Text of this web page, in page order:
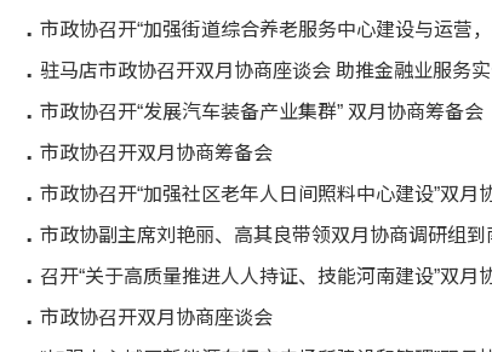
市政协召开“加强街道综合养老服务中心建设与运营
驻马店市政协召开双月协商座谈会 助推金融业服务
市政协召开“发展汽车装备产业集群” 双月协商筹备会
市政协召开双月协商筹备会
市政协召开“加强社区老年人日间照料中心建设”双月
市政协副主席刘艳丽、高其良带领双月协商调研组到
召开“关于高质量推进人人持证、技能河南建设”双月
市政协召开双月协商座谈会